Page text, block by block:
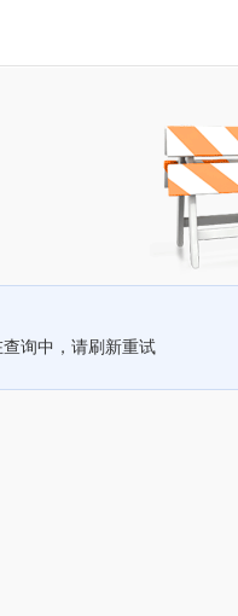
查询中，请刷新重试